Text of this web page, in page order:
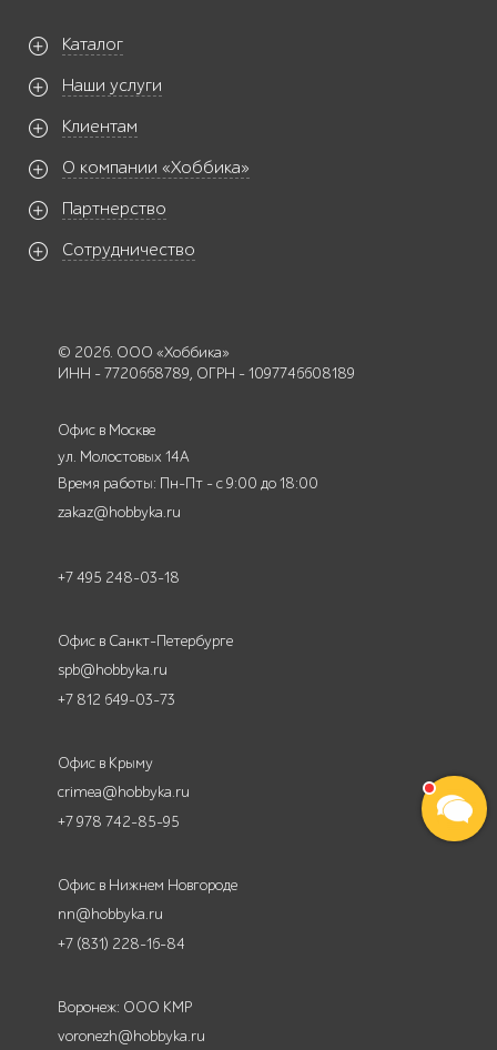
Каталог
Наши услуги
Клиентам
О компании «Хоббика»
Партнерство
Сотрудничество
© 2026. ООО «Хоббика»
ИНН - 7720668789, ОГРН - 1097746608189
Офис в Москве
ул. Молостовых 14А
Время работы: Пн-Пт - с 9:00 до 18:00
zakaz@hobbyka.ru
+7 495 248-03-18
Офис в Санкт-Петербурге
spb@hobbyka.ru
+7 812 649-03-73
Офис в Крыму
crimea@hobbyka.ru
+7 978 742-85-95
Офис в Нижнем Новгороде
nn@hobbyka.ru
+7 (831) 228-16-84
Воронеж: ООО КМР
voronezh@hobbyka.ru